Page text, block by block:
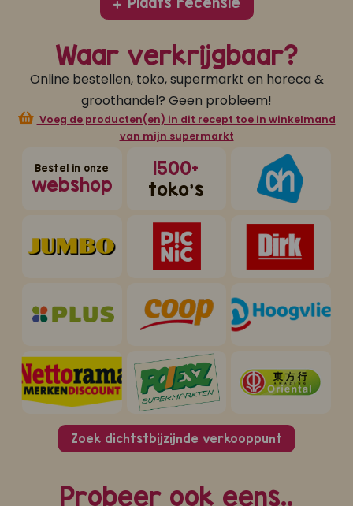
Waar verkrijgbaar?
Online bestellen, toko, supermarkt en horeca &
groothandel? Geen probleem!
Voeg de producten(en) in dit recept toe in winkelmand
van mijn supermarkt
Bestel in onze
webshop
1500+
toko's
Zoek dichtstbijzijnde verkooppunt
Probeer ook eens..